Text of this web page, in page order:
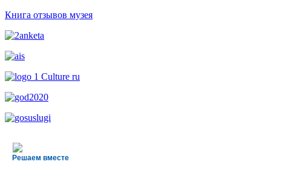
Книга отзывов музея
Решаем вместе